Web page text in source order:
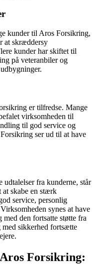
kunder til Aros Forsikring,
at skræddersy
kunder har skiftet til
på veteranbiler og
er tilfredse. Mange
virksomheden til
til god service og
ser ud til at have
fra kunderne, står
skabe en stærk
service, personlig
synes at have
den fortsatte støtte fra
sikkerhed fortsætte
Forsikring: